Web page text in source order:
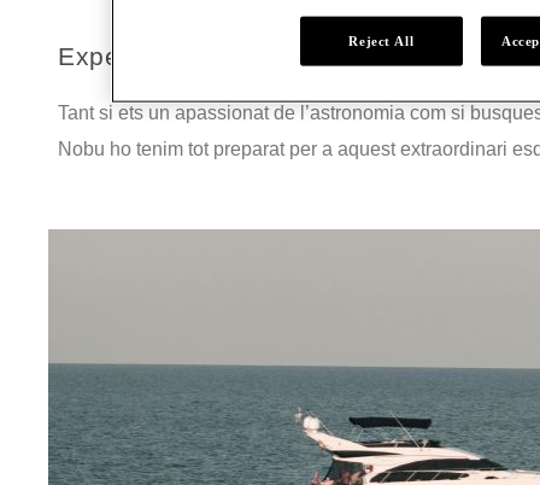
Experiencia Eclipsi Solar
Tant si ets un apassionat de l’astronomia com si
Nobu ho tenim tot preparat per a aquest extraordinari
Reject All